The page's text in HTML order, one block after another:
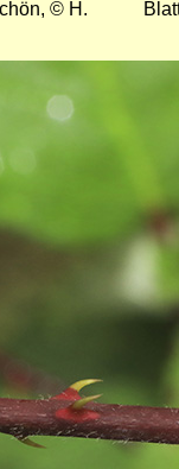
© H.